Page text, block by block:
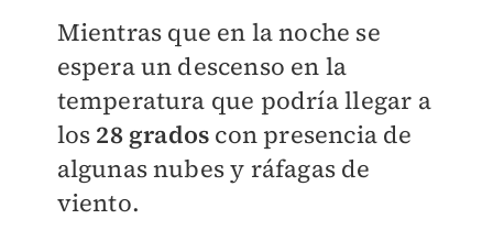
Mientras que en la noche se
espera un descenso en la
temperatura que podría llegar a
los 28 grados con presencia de
algunas nubes y ráfagas de
viento.